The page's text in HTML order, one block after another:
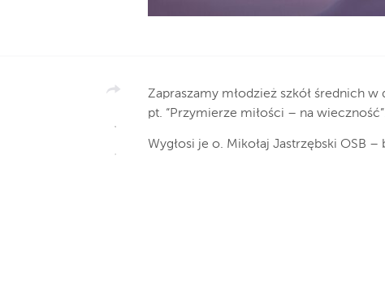
Zapraszamy młodzież szkół średnich
pt. “Przymierze miłości – na
Wygłosi je o. Mikołaj Jastrzębski OSB –